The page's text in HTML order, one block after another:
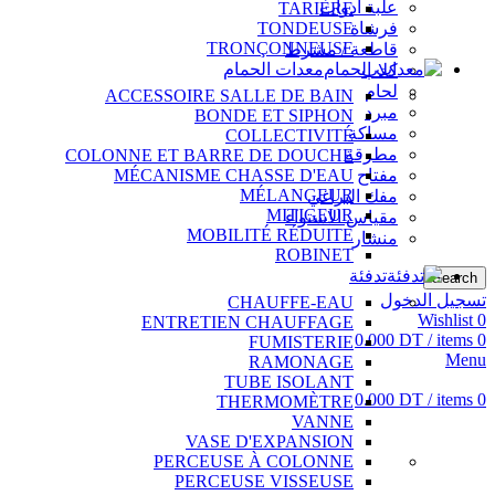
علبة أدوات
فرشاة
قاطعة / مشرط
كلاب
لحام
مبرد
مساكة
مطرقة
مفتاح
مفك البراغي
مقياس الاستواء
منشار
Search
تسجيل الدخول
0
Wishlist
0
items
/
0.000 DT
Menu
0
items
/
0.000 DT
TARIÈRE
TONDEUSE
TRONÇONNEUSE
معدات الحمام
ACCESSOIRE SALLE DE BAIN
BONDE ET SIPHON
COLLECTIVITÉ
COLONNE ET BARRE DE DOUCHE
MÉCANISME CHASSE D'EAU
MÉLANGEUR
MITIGEUR
MOBILITÉ RÉDUITE
ROBINET
تدفئة
CHAUFFE-EAU
ENTRETIEN CHAUFFAGE
FUMISTERIE
RAMONAGE
TUBE ISOLANT
THERMOMÈTRE
VANNE
VASE D'EXPANSION
PERCEUSE À COLONNE
PERCEUSE VISSEUSE